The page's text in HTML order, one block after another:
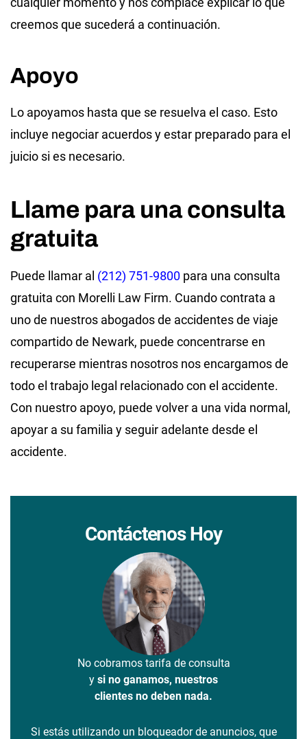
creemos que sucederá a continuación.
Apoyo
Lo apoyamos hasta que se resuelva el caso. Esto
incluye negociar acuerdos y estar preparado para el
juicio si es necesario.
Llame para una consulta
gratuita
Puede llamar al (212) 751-9800 para una consulta
gratuita con Morelli Law Firm. Cuando contrata a
uno de nuestros abogados de accidentes de viaje
compartido de Newark, puede concentrarse en
recuperarse mientras nosotros nos encargamos de
todo el trabajo legal relacionado con el accidente.
Con nuestro apoyo, puede volver a una vida normal,
apoyar a su familia y seguir adelante desde el
accidente.
Contáctenos Hoy
No cobramos tarifa de consulta
y si no ganamos, nuestros
clientes no deben nada.
Si estás utilizando un bloqueador de anuncios, que